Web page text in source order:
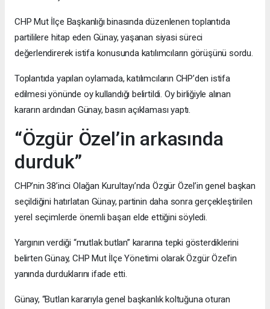
CHP Mut İlçe Başkanlığı binasında düzenlenen toplantıda
partililere hitap eden Günay, yaşanan siyasi süreci
değerlendirerek istifa konusunda katılımcıların görüşünü sordu.
Toplantıda yapılan oylamada, katılımcıların CHP’den istifa
edilmesi yönünde oy kullandığı belirtildi. Oy birliğiyle alınan
kararın ardından Günay, basın açıklaması yaptı.
“Özgür Özel’in arkasında
durduk”
CHP’nin 38’inci Olağan Kurultayı’nda Özgür Özel’in genel başkan
seçildiğini hatırlatan Günay, partinin daha sonra gerçekleştirilen
yerel seçimlerde önemli başarı elde ettiğini söyledi.
Yargının verdiği “mutlak butlan” kararına tepki gösterdiklerini
belirten Günay, CHP Mut İlçe Yönetimi olarak Özgür Özel’in
yanında durduklarını ifade etti.
Günay, “Butlan kararıyla genel başkanlık koltuğuna oturan